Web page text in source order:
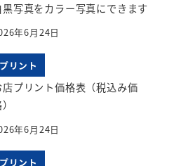
黒写真をカラー写真にできます
年6月24日
プリント
店プリント価格表（税込み価
年6月24日
プリント